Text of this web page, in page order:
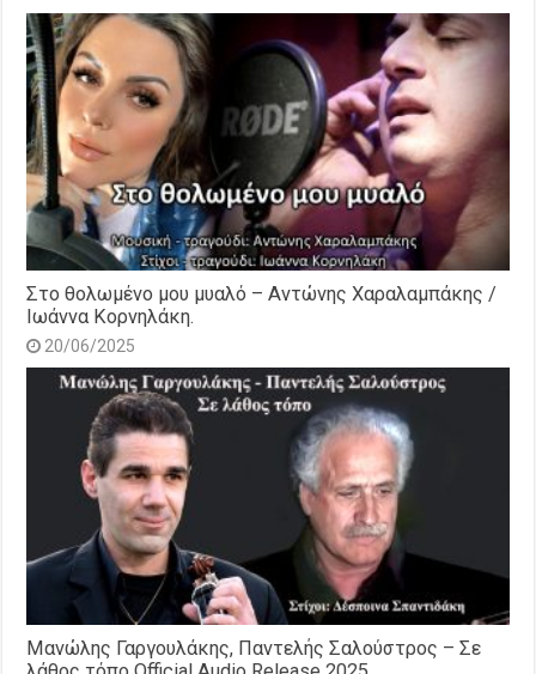
Στο θολωμένο μου μυαλό – Αντώνης Χαραλαμπάκης /
Ιωάννα Κορνηλάκη.
20/06/2025
Μανώλης Γαργουλάκης, Παντελής Σαλούστρος – Σε